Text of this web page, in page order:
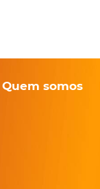
Quem somos